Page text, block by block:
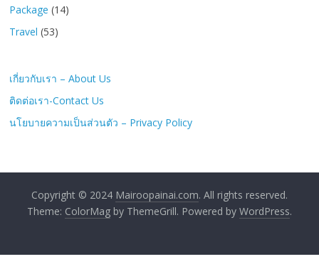
Item(1)
Package(14)
เกี่ยวกับเรา – About Us
ติดต่อเรา-Contact Us
Copyright © 2024Mairoopainai.com. All rights reserved.